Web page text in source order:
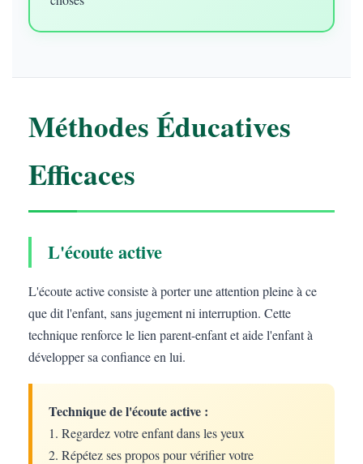
Méthodes Éducatives
Efficaces
L'écoute active
L'écoute active consiste à porter une attention pleine à ce
que dit l'enfant, sans jugement ni interruption. Cette
technique renforce le lien parent-enfant et aide l'enfant à
développer sa confiance en lui.
Technique de l'écoute active :
1. Regardez votre enfant dans les yeux
2. Répétez ses propos pour vérifier votre